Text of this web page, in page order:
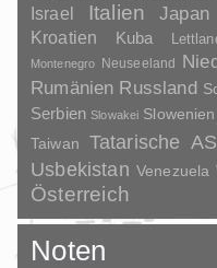
Israel
Italien Japan
Kroatien Kuba
Montenegro Neuseeland
Rumänien Russland
Serbien Slowakei Slowenien
Taiwan Tatarische
Usbekistan Venezuela
Österreich
Noten